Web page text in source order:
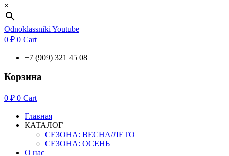
×
Odnoklassniki Youtube
0 ₽ 0 Cart
+7 (909) 321 45 08
Корзина
0 ₽ 0 Cart
Главная
КАТАЛОГ
СЕЗОНА: ВЕСНА/ЛЕТО
СЕЗОНА: ОСЕНЬ
О нас